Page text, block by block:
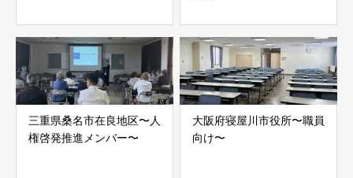
三重県桑名市在良地区〜人
権啓発推進メンバー〜
大阪府寝屋川市役所〜職員
向け〜